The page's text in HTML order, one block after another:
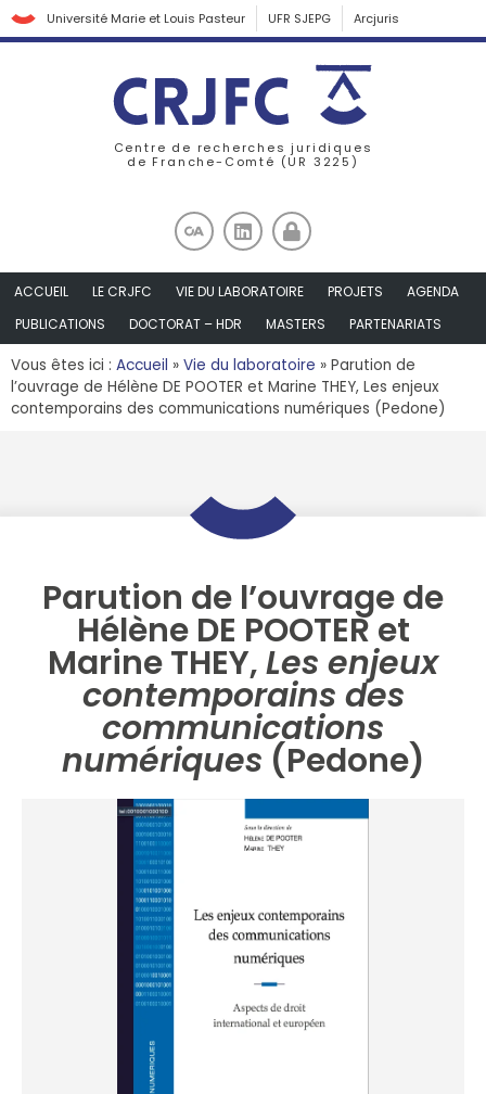
Université Marie et Louis Pasteur UFR SJEPG Arcjuris
Centre de recherches juridiques
de Franche-Comté (UR 3225)
ACCUEIL LE CRJFC VIE DU LABORATOIRE PROJETS
AGENDA
PUBLICATIONS
DOCTORAT – HDR MASTERS PARTENARIATS
Vous êtes ici : Accueil » Vie du laboratoire » Parution de
l’ouvrage de Hélène DE POOTER et Marine THEY, Les enjeux
contemporains des communications numériques (Pedone)
Parution de l’ouvrage de
Hélène DE POOTER et
Marine THEY,Les enjeux
contemporains des
communications
numériques (Pedone)